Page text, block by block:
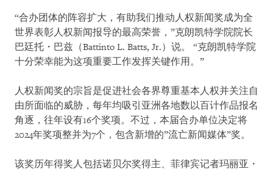
“合办团体的阵容扩大，有助我们推动人权新闻奖成为全
世界表彰人权新闻报导的最高荣誉，”克朗凯特学院院长
巴廷托・巴兹（Battinto L. Batts, Jr.）说。 “克朗凯特学院
十分荣幸能为这项重要工作发挥关键作用。”
人权新闻奖的宗旨是促进社会各界尊重基本人权并关注自
由所面临的威胁，每年均吸引亚洲各地数以百计作品报名
角逐，往年设有16个奖项。不过，本届合办单位决定将
2024年奖项整并为7个，包含新增的”流亡新闻媒体”奖。
该奖历年得奖人包括诺贝尔奖得主、菲律宾记者玛丽亚・